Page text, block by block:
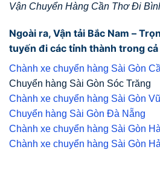
Vận Chuyển Hàng Cần Thơ Đi
Ngoài ra, Vận tải Bắc Nam –
tuyến đi các tỉnh thành trong
Chành xe chuyển hàng Sài Gòn
Chuyển hàng Sài Gòn Sóc Trăng
Chành xe chuyển hàng Sài Gòn
Chuyển hàng Sài Gòn Đà Nẵng
Chành xe chuyển hàng Sài Gòn
Chành xe chuyển hàng Sài Gòn